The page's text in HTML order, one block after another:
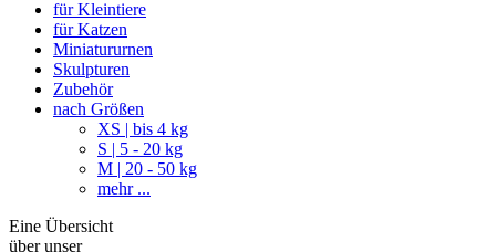
für Kleintiere
für Katzen
Miniatururnen
Skulpturen
Zubehör
nach Größen
XS | bis 4 kg
S | 5 - 20 kg
M | 20 - 50 kg
mehr ...
Eine Übersicht
über unser